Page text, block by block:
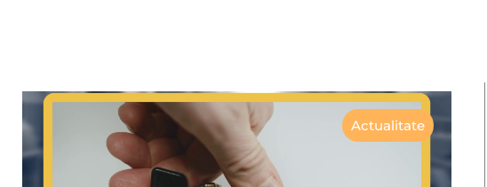
Actualitate